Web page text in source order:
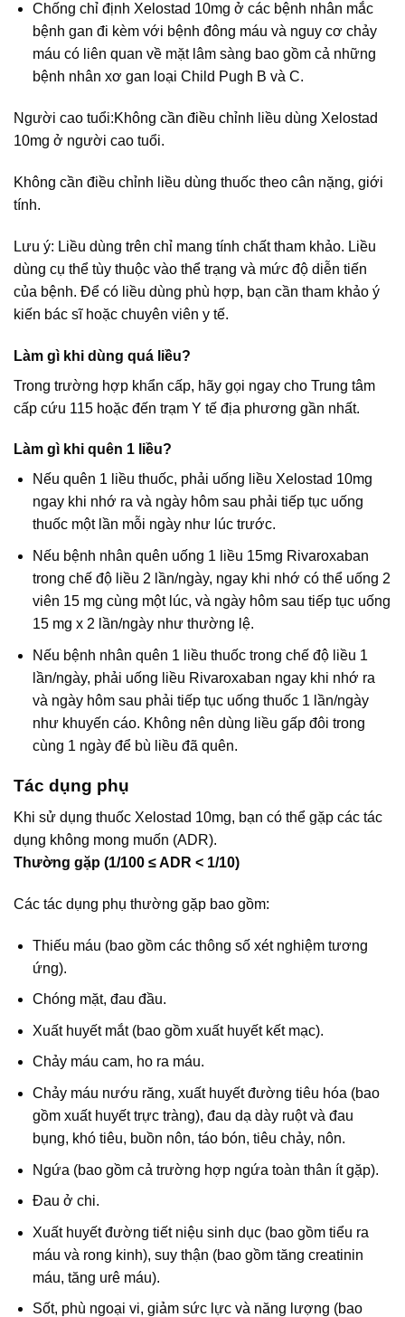
Chống chỉ định Xelostad 10mg ở các bệnh nhân mắc
bệnh gan đi kèm với bệnh đông máu và nguy cơ chảy
máu có liên quan về mặt lâm sàng bao gồm cả những
bệnh nhân xơ gan loại Child Pugh B và C.
Người cao tuổi:Không cần điều chỉnh liều dùng Xelostad
10mg ở người cao tuổi.
Không cần điều chỉnh liều dùng thuốc theo cân nặng, giới
tính.
Lưu ý: Liều dùng trên chỉ mang tính chất tham khảo. Liều
dùng cụ thể tùy thuộc vào thể trạng và mức độ diễn tiến
của bệnh. Để có liều dùng phù hợp, bạn cần tham khảo ý
kiến bác sĩ hoặc chuyên viên y tế.
Làm gì khi dùng quá liều?
Trong trường hợp khẩn cấp, hãy gọi ngay cho Trung tâm
cấp cứu 115 hoặc đến trạm Y tế địa phương gần nhất.
Làm gì khi quên 1 liều?
Nếu quên 1 liều thuốc, phải uống liều Xelostad 10mg
ngay khi nhớ ra và ngày hôm sau phải tiếp tục uống
thuốc một lần mỗi ngày như lúc trước.
Nếu bệnh nhân quên uống 1 liều 15mg Rivaroxaban
trong chế độ liều 2 lần/ngày, ngay khi nhớ có thể uống 2
viên 15 mg cùng một lúc, và ngày hôm sau tiếp tục uống
15 mg x 2 lần/ngày như thường lệ.
Nếu bệnh nhân quên 1 liều thuốc trong chế độ liều 1
lần/ngày, phải uống liều Rivaroxaban ngay khi nhớ ra
và ngày hôm sau phải tiếp tục uống thuốc 1 lần/ngày
như khuyến cáo. Không nên dùng liều gấp đôi trong
cùng 1 ngày để bù liều đã quên.
Tác dụng phụ
Khi sử dụng thuốc Xelostad 10mg, bạn có thể gặp các tác
dụng không mong muốn (ADR).
Thường gặp (1/100 ≤ ADR < 1/10)
Các tác dụng phụ thường gặp bao gồm:
Thiếu máu (bao gồm các thông số xét nghiệm tương
ứng).
Chóng mặt, đau đầu.
Xuất huyết mắt (bao gồm xuất huyết kết mạc).
Chảy máu cam, ho ra máu.
Chảy máu nướu răng, xuất huyết đường tiêu hóa (bao
gồm xuất huyết trực tràng), đau dạ dày ruột và đau
bụng, khó tiêu, buồn nôn, táo bón, tiêu chảy, nôn.
Ngứa (bao gồm cả trường hợp ngứa toàn thân ít gặp).
Đau ở chi.
Xuất huyết đường tiết niệu sinh dục (bao gồm tiểu ra
máu và rong kinh), suy thận (bao gồm tăng creatinin
máu, tăng urê máu).
Sốt, phù ngoại vi, giảm sức lực và năng lượng (bao